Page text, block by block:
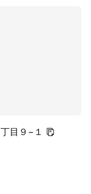
目９−１